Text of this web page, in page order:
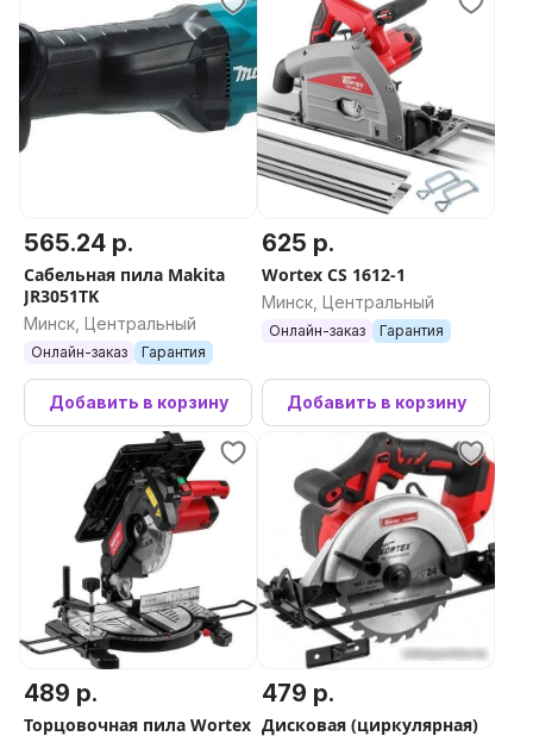
565.24 р.
Сабельная пила Makita
JR3051TK
Минск, Центральный
Онлайн-заказ Гарантия
Добавить в корзину
625 р.
Wortex CS 1612-1
Минск, Центральный
Онлайн-заказ Гарантия
Добавить в корзину
489 р.
Торцовочная пила Wortex
479 р.
Дисковая (циркулярная)